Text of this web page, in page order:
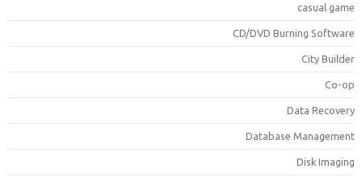
casual
CD/DVD Burning
City
Co-
Data
Database
Disk